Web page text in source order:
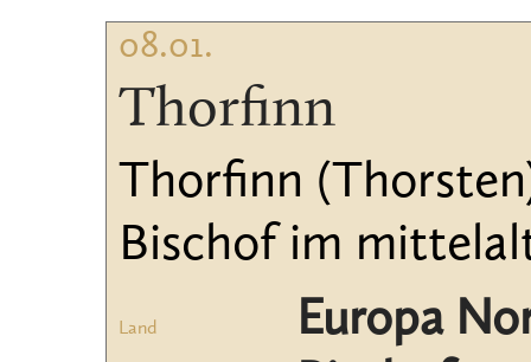
08.01.
Thorfinn
Thorfinn
Bischof im
Land Europa